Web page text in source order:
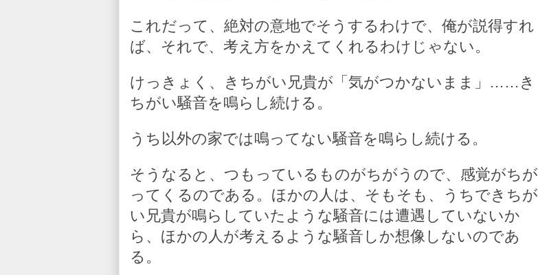
これだって、絶対の意地でそうするわけで、俺が説得すれ
ば、それで、考え方をかえてくれるわけじゃない。
けっきょく、きちがい兄貴が「気がつかないまま」……き
ちがい騒音を鳴らし続ける。
うち以外の家では鳴ってない騒音を鳴らし続ける。
そうなると、つもっているものがちがうので、感覚がちが
ってくるのである。ほかの人は、そもそも、うちできちが
い兄貴が鳴らしていたような騒音には遭遇していないか
ら、ほかの人が考えるような騒音しか想像しないのであ
る。